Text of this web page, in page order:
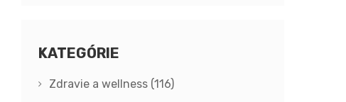
KATEGÓRIE
Zdravie a wellness (116)